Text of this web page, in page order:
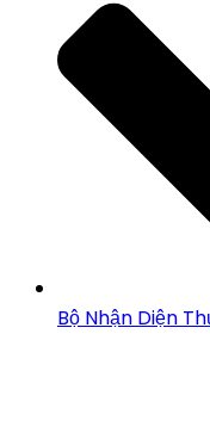
Bộ Nhận Diện